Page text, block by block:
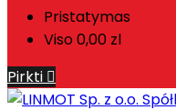
Pristatymas
Viso0,00 zl
Pirkti 